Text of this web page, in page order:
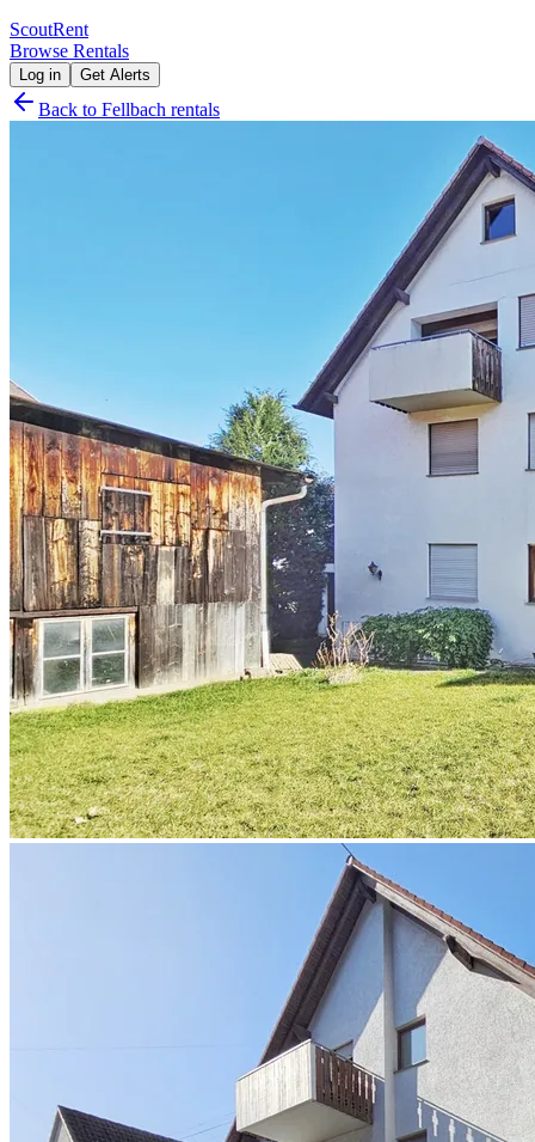
ScoutRent
Browse Rentals
Log in Get Alerts
Back to Fellbach rentals